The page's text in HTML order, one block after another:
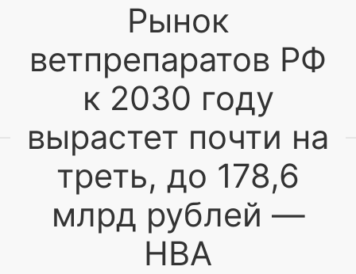
Рынок
ветпрепаратов РФ
к 2030 году
вырастет почти на
треть, до 178,6
млрд рублей —
НВА